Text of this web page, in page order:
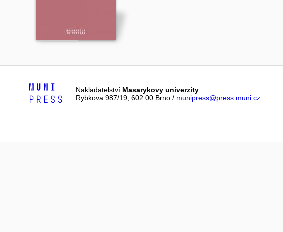
Nakladatelství Masarykovy univerzity
Rybkova 987/19, 602 00 Brno / munipress@press.muni.cz